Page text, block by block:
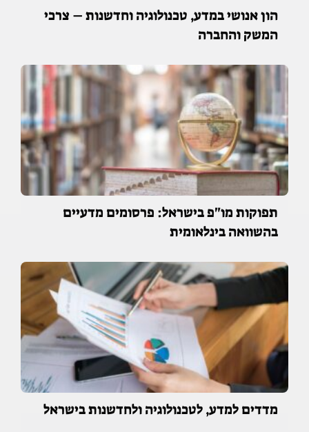
הון אנושי במדע, טכנולוגיה וחדשנות – צרכי
המשק והחברה
תפוקות מו"פ בישראל: פרסומים מדעיים
בהשוואה בינלאומית
מדדים למדע, לטכנולוגיה ולחדשנות בישראל